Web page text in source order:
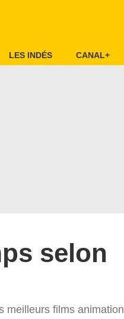
LES INDÉS CANAL+
selon
meilleurs films animation